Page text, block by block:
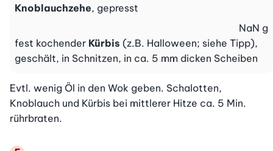
Knoblauchzehe, gepresst
fest kochender Kürbis (z.B. Halloween; siehe Tipp),
geschält, in Schnitzen, in ca. 5 mm dicken Scheiben
NaN g
Evtl. wenig Öl in den Wok geben. Schalotten,
Knoblauch und Kürbis bei mittlerer Hitze ca. 5 Min.
rührbraten.